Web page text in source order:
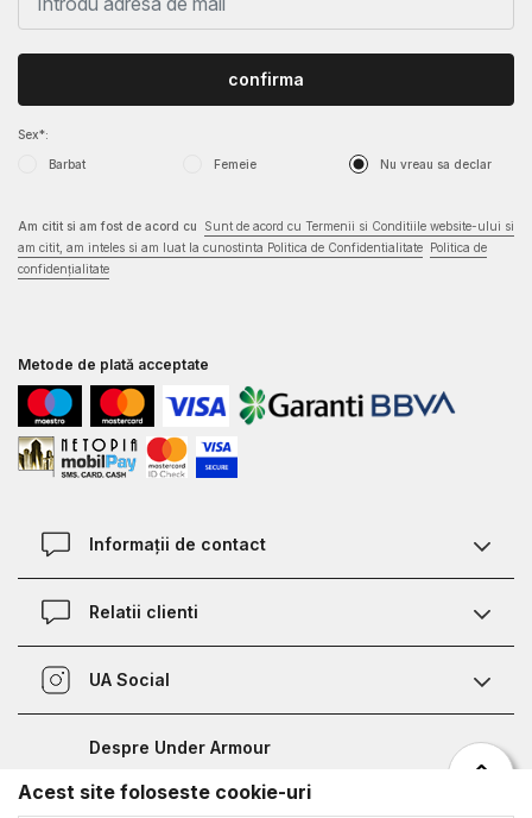
Sex*:
Barbat Femeie Nu vreau sa declar
confirma
Am citit si am fost de acord cu
Sunt de acord cu Termenii si Conditiile website-ului si
am citit, am inteles si am luat la cunostinta Politica de Confidentialitate
Politica de
confidențialitate
Metode de plată acceptate
Informații de contact
Contact
Defineste marimea
Nota de informare prelucrare date competitii sportive
Relatii clienti
Termeni si conditii
Certificat garantie incaltaminte
UA Social
Despre Under Armour
Despre noi
Acest site foloseste cookie-uri